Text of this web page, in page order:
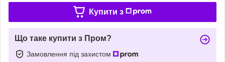
Купити з
Що таке купити з Пром?
Замовлення під захистом